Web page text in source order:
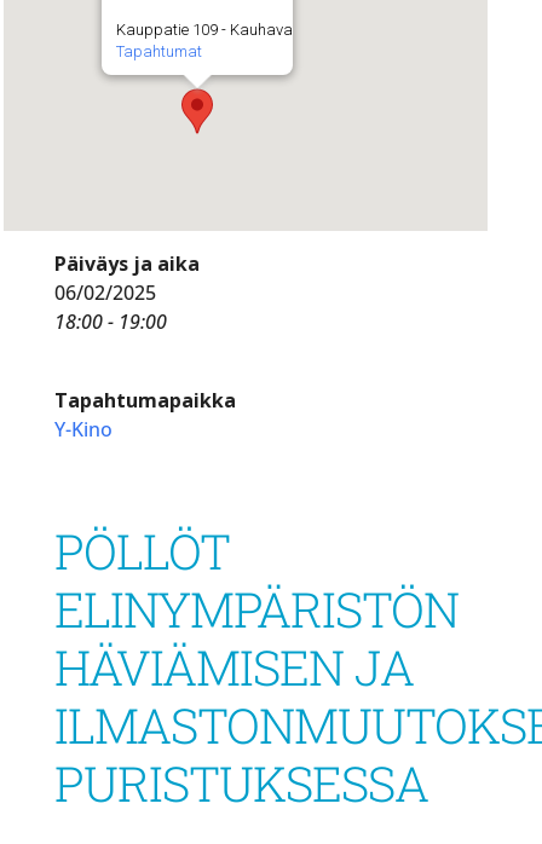
Kauppatie 109 - Kauhava
Tapahtumat
Päiväys ja aika
06/02/2025
18:00 - 19:00
Tapahtumapaikka
Y-Kino
PÖLLÖT
ELINYMPÄRISTÖN
HÄVIÄMISEN JA
PURISTUKSESSA